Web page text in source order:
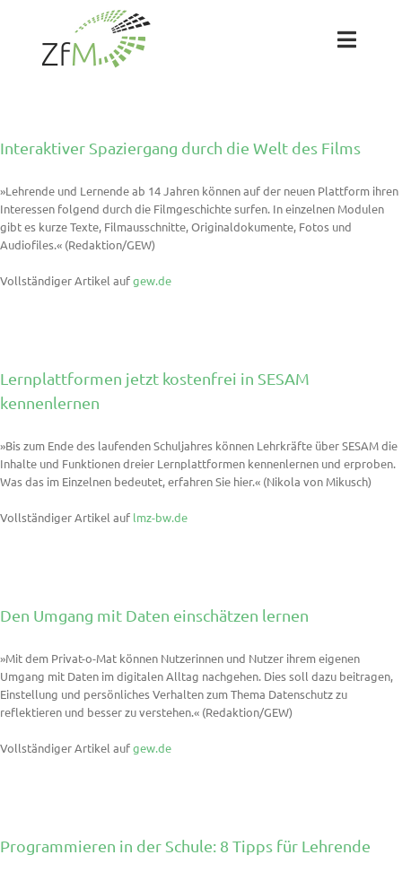
springen
Toggle
Team
Projekte
Interaktiver Spaziergang durch die Welt des Films
»Lehrende und Lernende ab 14 Jahren können auf der neuen Plattform ihren
Interessen folgend durch die Filmgeschichte surfen. In einzelnen Modulen
gibt es kurze Texte, Filmausschnitte, Originaldokumente, Fotos und
Audiofiles.« (Redaktion/GEW)
Vollständiger Artikel aufgew.de
Lernplattformen jetzt kostenfrei in SESAM
kennenlernen
»Bis zum Ende des laufenden Schuljahres können Lehrkräfte über SESAM die
Inhalte und Funktionen dreier Lernplattformen kennenlernen und erproben.
Was das im Einzelnen bedeutet, erfahren Sie hier.« (Nikola von Mikusch)
Vollständiger Artikel auf lmz-bw.de
Den Umgang mit Daten einschätzen lernen
»Mit dem Privat-o-Mat können Nutzerinnen und Nutzer ihrem eigenen
Umgang mit Daten im digitalen Alltag nachgehen. Dies soll dazu beitragen,
Einstellung und persönliches Verhalten zum Thema Datenschutz zu
reflektieren und besser zu verstehen.« (Redaktion/GEW)
Vollständiger Artikel aufgew.de
Programmieren in der Schule: 8 Tipps für Lehrende